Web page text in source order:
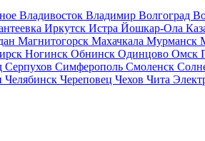
Владивосток Владимир Волгоград
Иркутск Истра Йошкар-Ола
Магнитогорск Махачкала Мурманск
Ногинск Обнинск Одинцово Омск
Серпухов Симферополь Смоленск
Челябинск Череповец Чехов Чита